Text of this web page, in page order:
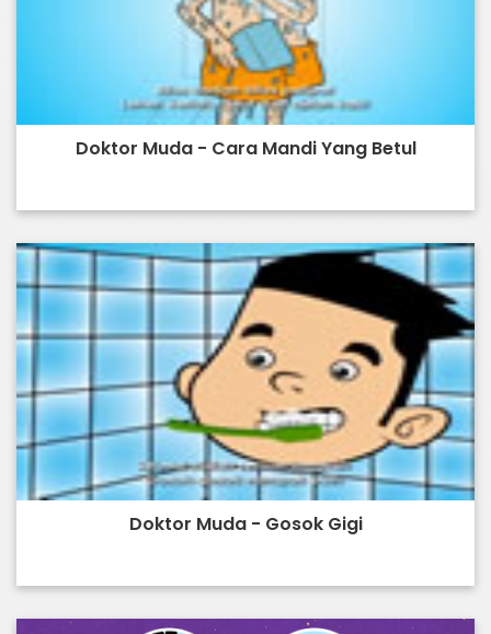
Doktor Muda - Cara Mandi Yang Betul
Doktor Muda - Gosok Gigi